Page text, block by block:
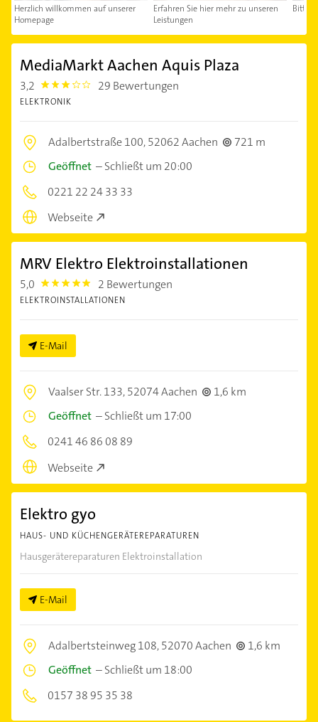
Herzlich willkommen auf unserer
Homepage
Erfahren Sie hier mehr zu unseren
Leistungen
Bitte
MediaMarkt Aachen Aquis Plaza
3,2 3.2 29 Bewertungen
ELEKTRONIK
Adalbertstraße 100,52062 Aachen
721 m
Geöffnet –Schließt um 20:00
0221 22 24 33 33
Webseite
MRV Elektro Elektroinstallationen
5,0 5.0 2 Bewertungen
ELEKTROINSTALLATIONEN
E-Mail
Vaalser Str. 133,52074 Aachen
1,6 km
Geöffnet –Schließt um 17:00
0241 46 86 08 89
Webseite
Elektro gyo
HAUS- UND KÜCHENGERÄTEREPARATUREN
Hausgerätereparaturen Elektroinstallation
E-Mail
Adalbertsteinweg 108,52070 Aachen
1,6 km
Geöffnet –Schließt um 18:00
0157 38 95 35 38